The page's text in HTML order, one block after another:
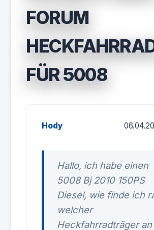
FORUM
FÜR 5008
Hody
Hallo, ich habe einen
5008 Bj 2010 150PS
Diesel, wie finde ich
welcher
Heckfahrradträger an